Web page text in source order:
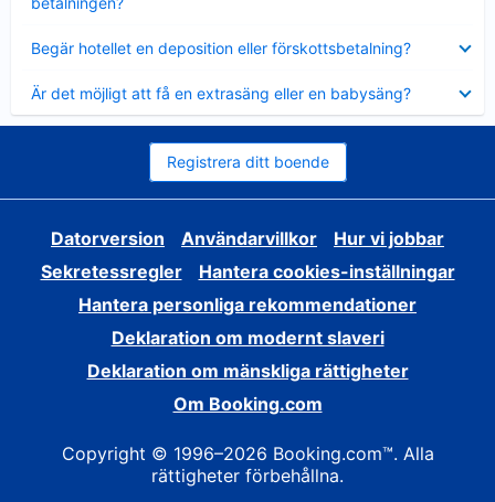
Begär hotellet en deposition eller förskottsbetalning?
mindre
Är det möjligt att få en extrasäng eller en babysäng?
mindre
Registrera ditt boende
Datorversion Användarvillkor
Hur vi jobbar
Sekretessregler
Hantera cookies-inställningar
Hantera personliga rekommendationer
Deklaration om modernt slaveri
Deklaration om mänskliga rättigheter
Om Booking.com
Copyright © 1996–2026 Booking.com™. Alla
rättigheter förbehållna.